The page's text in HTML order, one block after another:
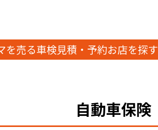
を売る車検見積・予約お店を探す
自動車保険